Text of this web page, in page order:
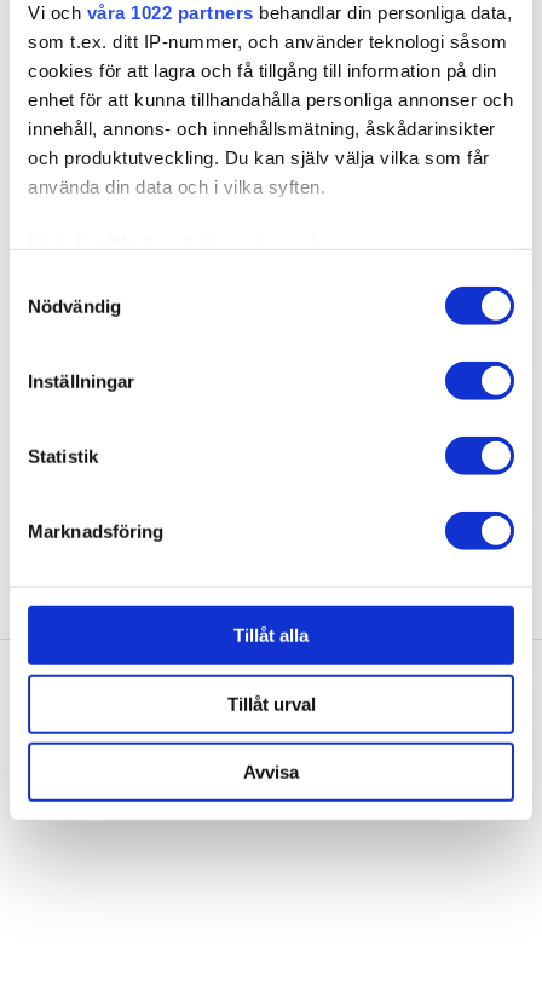
Vi och våra 1022 partners behandlar din personliga data,
som t.ex. ditt IP-nummer, och använder teknologi såsom
cookies för att lagra och få tillgång till information på din
enhet för att kunna tillhandahålla personliga annonser och
innehåll, annons- och innehållsmätning, åskådarinsikter
och produktutveckling. Du kan själv välja vilka som får
använda din data och i vilka syften.
kan ha en noggrannhet på upp till flera meter
Ta reda på mer om hur dina personliga uppgifter
Du kan ändra eller dra tillbaka ditt samtycke när som
Vi använder enhetsidentifierare för att anpassa innehållet
för sociala medier och analysera vår trafik. Vi
vidarebefordrar även sådana identifierare och annan
information från din enhet till de sociala medier och
Dessa kan i sin tur kombinera informationen med annan
information som du har tillhandahållit eller som de har
samlat in när du har använt deras tjänster.
Nödvändig
Inställningar
Statistik
Marknadsföring
Tillåt alla
Tillåt urval
Avvisa
Stålklämmor - 2st
Stålklämmor används för att klämma fast skyddsplattan vid
15,00 kr